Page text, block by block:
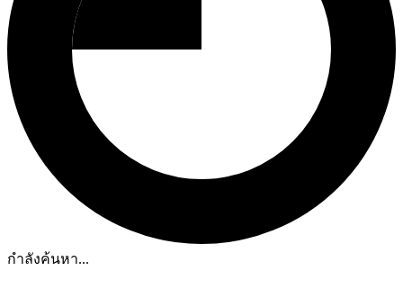
กำลังค้นหา...